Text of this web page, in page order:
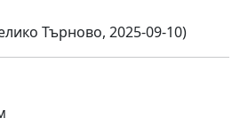
Търново, 2025-09-10)